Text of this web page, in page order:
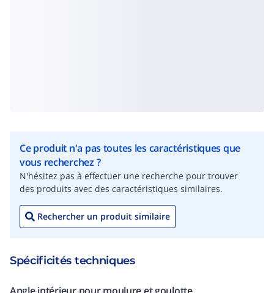
Ce produit n'a pas toutes les caractéristiques que
vous recherchez ?
N'hésitez pas à effectuer une recherche pour trouver
des produits avec des caractéristiques similaires.
Rechercher un produit similaire
Spécificités techniques